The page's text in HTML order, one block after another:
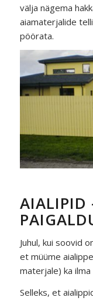
välja nägema
aiamaterjalide
pöörata.
AIALIPID
Juhul, kui soovid
et müüme
materjale) ka
Selleks, et